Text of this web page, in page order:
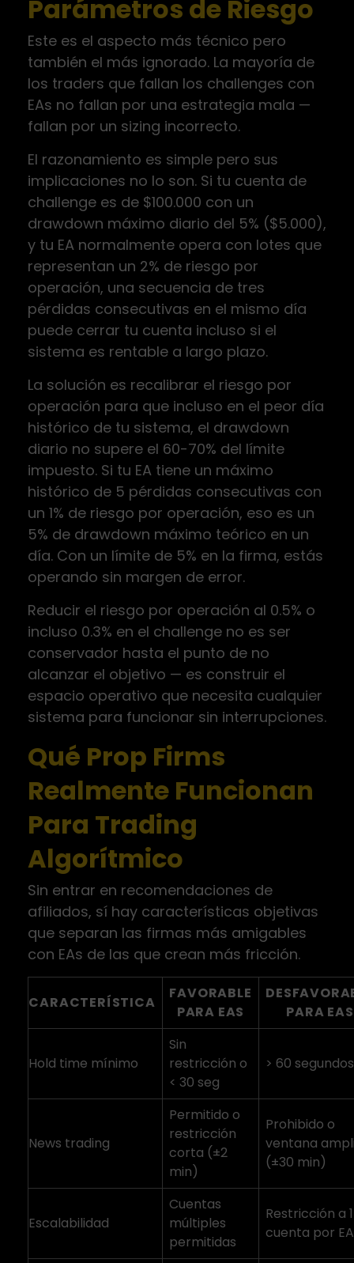
Parámetros de Riesgo
Este es el aspecto más técnico pero
también el más ignorado. La mayoría de
los traders que fallan los challenges con
EAs no fallan por una estrategia mala —
fallan por un sizing incorrecto.
El razonamiento es simple pero sus
implicaciones no lo son. Si tu cuenta de
challenge es de $100.000 con un
drawdown máximo diario del 5% ($5.000),
y tu EA normalmente opera con lotes que
representan un 2% de riesgo por
operación, una secuencia de tres
pérdidas consecutivas en el mismo día
puede cerrar tu cuenta incluso si el
sistema es rentable a largo plazo.
La solución es recalibrar el riesgo por
operación para que incluso en el peor día
histórico de tu sistema, el drawdown
diario no supere el 60-70% del límite
impuesto. Si tu EA tiene un máximo
histórico de 5 pérdidas consecutivas con
un 1% de riesgo por operación, eso es un
5% de drawdown máximo teórico en un
día. Con un límite de 5% en la firma, estás
operando sin margen de error.
Reducir el riesgo por operación al 0.5% o
incluso 0.3% en el challenge no es ser
conservador hasta el punto de no
alcanzar el objetivo — es construir el
espacio operativo que necesita cualquier
sistema para funcionar sin interrupciones.
Qué Prop Firms
Realmente Funcionan
Para Trading
Algorítmico
Sin entrar en recomendaciones de
afiliados, sí hay características objetivas
que separan las firmas más amigables
con EAs de las que crean más fricción.
CARACTERÍSTICA
FAVORABLE
PARA EAS
PARA EAS
Hold time mínimo
Sin
restricción o
< 30 seg
> 60 segundos
News trading
Permitido o
restricción
corta (±2
min)
Prohibido o
ventana
(±30 min)
Escalabilidad
Cuentas
múltiples
permitidas
Restricción a 1
cuenta por EA